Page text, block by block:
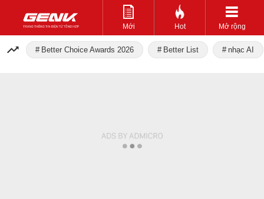
Mới Hot Mở rộng
Better Choice Awards 2026 Better List nhạc AI